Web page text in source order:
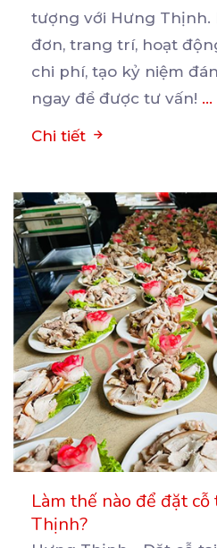
tượng với Hưng Thịnh.
đơn, trang trí, hoạt
chi phí, tạo kỷ niệm
ngay để được tư vấn! ...
Chi tiết
Làm thế nào để đặt
Thịnh?